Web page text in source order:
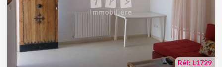
Réf: L1729